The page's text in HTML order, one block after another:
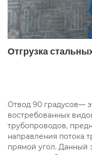
Отгрузка
Отвод 90 градусов—
востребованных
трубопроводов,
направления потока
прямой угол. Данный